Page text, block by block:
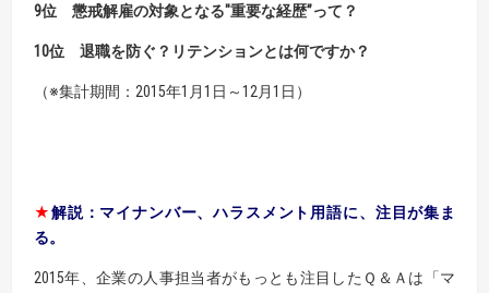
9位 懲戒解雇の対象となる"重要な経歴”って？
10位 退職を防ぐ？リテンションとは何ですか？
（※集計期間：2015年1月1日～12月1日）
★解説： マイナンバー、ハラスメント用語に、注目が集ま
る。
2015年、企業の人事担当者がもっとも注目したＱ＆Ａは「マ